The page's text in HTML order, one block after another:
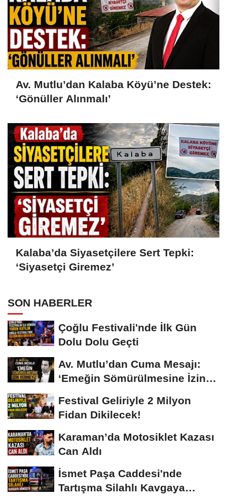
Av. Mutlu’dan Kalaba Köyü’ne Destek:
‘Gönüller Alınmalı’
Kalaba’da Siyasetçilere Sert Tepki:
‘Siyasetçi Giremez’
SON HABERLER
Çoğlu Festivali'nde İlk Gün
Dolu Dolu Geçti
Av. Mutlu’dan Cuma Mesajı:
‘Emeğin Sömürülmesine İzin
Festival Geliriyle 2 Milyon
Fidan Dikilecek!
Karaman’da Motosiklet Kazası
Can Aldı
İsmet Paşa Caddesi'nde
Tartışma Silahlı Kavgaya